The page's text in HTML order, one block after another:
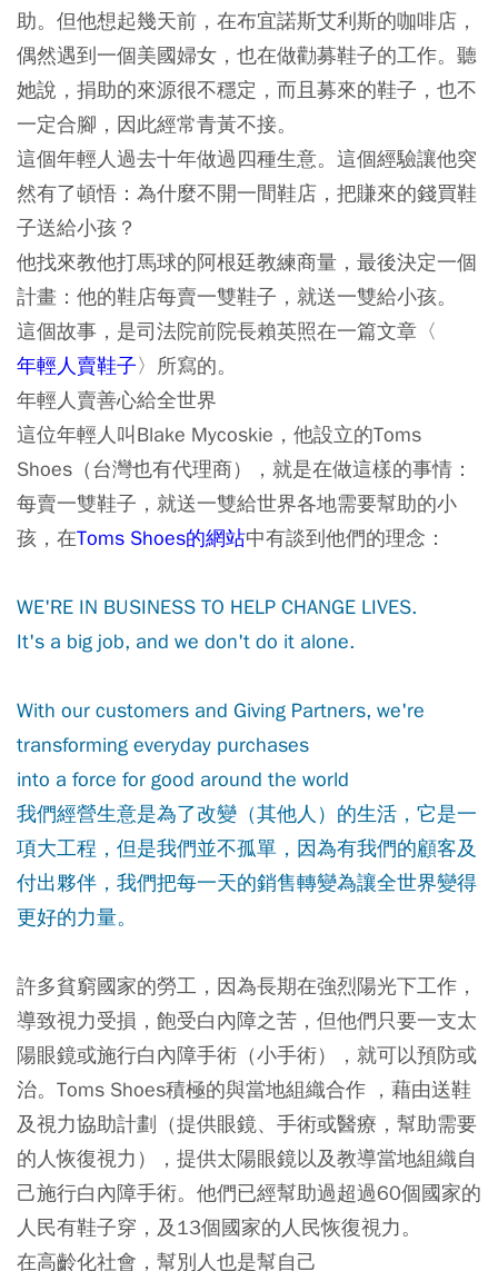
助。但他想起幾天前，在布宜諾斯艾利斯的咖啡店，
偶然遇到一個美國婦女，也在做勸募鞋子的工作。聽
她說，捐助的來源很不穩定，而且募來的鞋子，也不
一定合腳，因此經常青黃不接。
這個年輕人過去十年做過四種生意。這個經驗讓他突
然有了頓悟：為什麼不開一間鞋店，把賺來的錢買鞋
子送給小孩？
他找來教他打馬球的阿根廷教練商量，最後決定一個
計畫：他的鞋店每賣一雙鞋子，就送一雙給小孩。
這個故事，是司法院前院長賴英照在一篇文章〈
年輕人賣鞋子〉所寫的。
年輕人賣善心給全世界
這位年輕人叫Blake Mycoskie，他設立的Toms
Shoes（台灣也有代理商），就是在做這樣的事情：
每賣一雙鞋子，就送一雙給世界各地需要幫助的小
孩，在Toms Shoes的網站中有談到他們的理念：
WE'RE IN BUSINESS TO HELP CHANGE LIVES.
It's a big job, and we don't do it alone.
With our customers and Giving Partners, we're
transforming everyday purchases
into a force for good around the world
我們經營生意是為了改變（其他人）的生活，它是一
項大工程，但是我們並不孤單，因為有我們的顧客及
付出夥伴，我們把每一天的銷售轉變為讓全世界變得
更好的力量。
許多貧窮國家的勞工，因為長期在強烈陽光下工作，
導致視力受損，飽受白內障之苦，但他們只要一支太
陽眼鏡或施行白內障手術（小手術），就可以預防或
治。Toms Shoes積極的與當地組織合作 ，藉由送鞋
及視力協助計劃（提供眼鏡、手術或醫療，幫助需要
的人恢復視力），提供太陽眼鏡以及教導當地組織自
己施行白內障手術。他們已經幫助過超過60個國家的
人民有鞋子穿，及13個國家的人民恢復視力。
在高齡化社會，幫別人也是幫自己